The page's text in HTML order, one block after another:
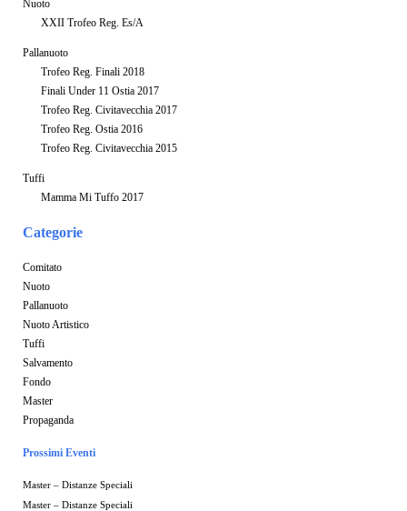
Nuoto
XXII Trofeo Reg. Es/A
Pallanuoto
Trofeo Reg. Finali 2018
Finali Under 11 Ostia 2017
Trofeo Reg. Civitavecchia 2017
Trofeo Reg. Ostia 2016
Trofeo Reg. Civitavecchia 2015
Tuffi
Mamma Mi Tuffo 2017
Categorie
Comitato
Nuoto
Pallanuoto
Nuoto Artistico
Tuffi
Salvamento
Fondo
Master
Propaganda
Prossimi Eventi
Master – Distanze Speciali
Master – Distanze Speciali